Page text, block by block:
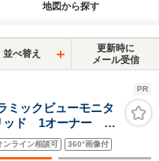
地図から探す
並べ替え
更新時に
メール受信
PR
ックビューモニタ
ッド 1オーナー 禁
ン AppleCarPlay
塗装AW
ンライン相談可 360°画像付